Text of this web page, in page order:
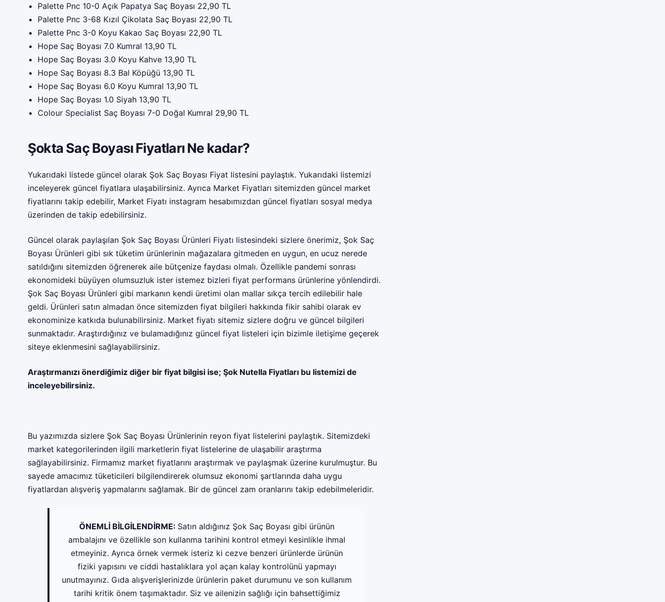
Palette Pnc 10-0 Açık Papatya Saç Boyası 22,90 TL
Palette Pnc 3-68 Kızıl Çikolata Saç Boyası 22,90 TL
Palette Pnc 3-0 Koyu Kakao Saç Boyası 22,90 TL
Hope Saç Boyası 7.0 Kumral 13,90 TL
Hope Saç Boyası 3.0 Koyu Kahve 13,90 TL
Hope Saç Boyası 8.3 Bal Köpüğü 13,90 TL
Hope Saç Boyası 6.0 Koyu Kumral 13,90 TL
Hope Saç Boyası 1.0 Siyah 13,90 TL
Colour Specialist Saç Boyası 7-0 Doğal Kumral 29,90 TL
Şokta Saç Boyası Fiyatları Ne kadar?
Yukarıdaki listede güncel olarak Şok Saç Boyası Fiyat listesini paylaştık. Yukarıdaki listemizi
inceleyerek güncel fiyatlara ulaşabilirsiniz. Ayrıca Market Fiyatları sitemizden güncel market
fiyatlarını takip edebilir, Market Fiyatı instagram hesabımızdan güncel fiyatları sosyal medya
üzerinden de takip edebilirsiniz.
Güncel olarak paylaşılan Şok Saç Boyası Ürünleri Fiyatı listesindeki sizlere önerimiz, Şok Saç
Boyası Ürünleri gibi sık tüketim ürünlerinin mağazalara gitmeden en uygun, en ucuz nerede
satıldığını sitemizden öğrenerek aile bütçenize faydası olmalı. Özellikle pandemi sonrası
ekonomideki büyüyen olumsuzluk ister istemez bizleri fiyat performans ürünlerine yönlendirdi.
Şok Saç Boyası Ürünleri gibi markanın kendi üretimi olan mallar sıkça tercih edilebilir hale
geldi. Ürünleri satın almadan önce sitemizden fiyat bilgileri hakkında fikir sahibi olarak ev
ekonominize katkıda bulunabilirsiniz. Market fiyatı sitemiz sizlere doğru ve güncel bilgileri
sunmaktadır. Araştırdığınız ve bulamadığınız güncel fiyat listeleri için bizimle iletişime geçerek
siteye eklenmesini sağlayabilirsiniz.
Araştırmanızı önerdiğimiz diğer bir fiyat bilgisi ise; Şok Nutella Fiyatları bu listemizi de
inceleyebilirsiniz.
Bu yazımızda sizlere Şok Saç Boyası Ürünlerinin reyon fiyat listelerini paylaştık. Sitemizdeki
market kategorilerinden ilgili marketlerin fiyat listelerine de ulaşabilir araştırma
sağlayabilirsiniz. Firmamız market fiyatlarını araştırmak ve paylaşmak üzerine kurulmuştur. Bu
sayede amacımız tüketicileri bilgilendirerek olumsuz ekonomi şartlarında daha uygu
fiyatlardan alışveriş yapmalarını sağlamak. Bir de güncel zam oranlarını takip edebilmeleridir.
ÖNEMLİ BİLGİLENDİRME: Satın aldığınız Şok Saç Boyası gibi ürünün
ambalajını ve özellikle son kullanma tarihini kontrol etmeyi kesinlikle ihmal
etmeyiniz. Ayrıca örnek vermek isteriz ki cezve benzeri ürünlerde ürünün
fiziki yapısını ve ciddi hastalıklara yol açan kalay kontrolünü yapmayı
unutmayınız. Gıda alışverişlerinizde ürünlerin paket durumunu ve son kullanım
tarihi kritik önem taşımaktadır. Siz ve ailenizin sağlığı için bahsettiğimiz